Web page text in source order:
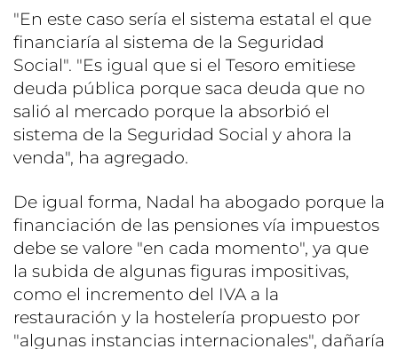
"En este caso sería el sistema estatal el que
financiaría al sistema de la Seguridad
Social". "Es igual que si el Tesoro emitiese
deuda pública porque saca deuda que no
salió al mercado porque la absorbió el
sistema de la Seguridad Social y ahora la
venda", ha agregado.
De igual forma, Nadal ha abogado porque la
financiación de las pensiones vía impuestos
debe se valore "en cada momento", ya que
la subida de algunas figuras impositivas,
como el incremento del IVA a la
restauración y la hostelería propuesto por
"algunas instancias internacionales", dañaría